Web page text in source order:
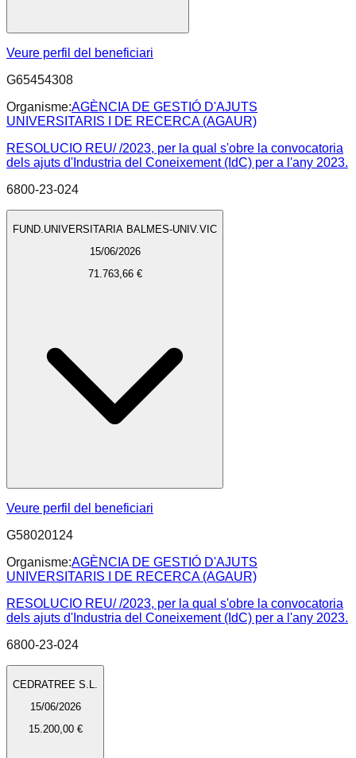
Veure perfil del beneficiari
G65454308
Organisme:AGÈNCIA DE GESTIÓ D'AJUTS
UNIVERSITARIS I DE RECERCA (AGAUR)
RESOLUCIO REU/ /2023, per la qual s'obre la convocatoria
dels ajuts d'Industria del Coneixement (IdC) per a l'any 2023.
6800-23-024
FUND.UNIVERSITARIA BALMES-UNIV.VIC
15/06/2026
71.763,66 €
Veure perfil del beneficiari
G58020124
Organisme:AGÈNCIA DE GESTIÓ D'AJUTS
UNIVERSITARIS I DE RECERCA (AGAUR)
RESOLUCIO REU/ /2023, per la qual s'obre la convocatoria
dels ajuts d'Industria del Coneixement (IdC) per a l'any 2023.
6800-23-024
CEDRATREE S.L.
15/06/2026
15.200,00 €